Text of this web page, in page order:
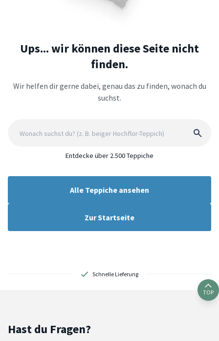
Ups... wir können diese Seite nicht
finden.
Wir helfen dir gerne dabei, genau das zu finden, wonach du
suchst.
Entdecke über 2.500 Teppiche
Alle Teppiche ansehen
Zur Startseite
Schnelle Lieferung
TOP
Hast du Fragen?